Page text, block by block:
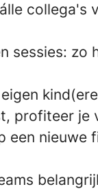
collega's
sessies: zo
profiteer je
een nieuwe